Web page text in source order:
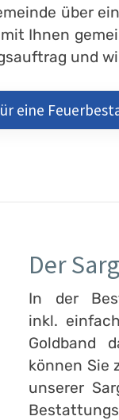
über
Ihnen
und
eine
Der
In der
inkl.
Goldband
können Sie
unserer